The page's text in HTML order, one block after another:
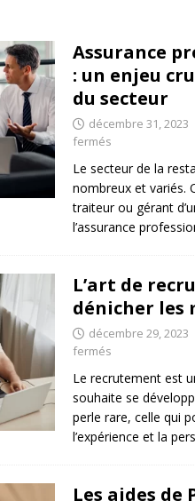
Assurance
: un enjeu
du secteur
décembre 31, 2023
fermés
Le secteur de la
nombreux et variés.
traiteur ou gérant
l’assurance
L’art de
dénicher les
décembre 29, 2023
fermés
Le recrutement est
souhaite se
perle rare, celle qui
l’expérience et la
Les aides de